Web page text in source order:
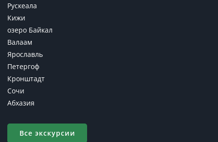
Рускеала
Кижи
озеро Байкал
Валаам
Ярославль
Петергоф
Кронштадт
Сочи
Абхазия
Все экскурсии